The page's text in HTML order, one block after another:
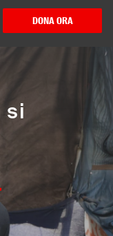
ETS -
DONA ORA
si